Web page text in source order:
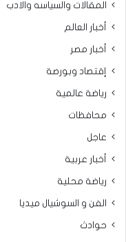
المقالات والسياسه والادب
أخبار العالم
أخبار مصر
إقتصاد وبورصة
رياضة عالمية
محافظات
عاجل
أخبار عربية
رياضة محلية
الفن و السوشيال ميديا
حوادث